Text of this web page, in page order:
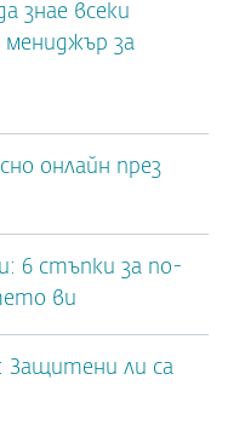
знае всеки
мениджър за
онлайн през
6 стъпки за по-
ви
Защитени ли са